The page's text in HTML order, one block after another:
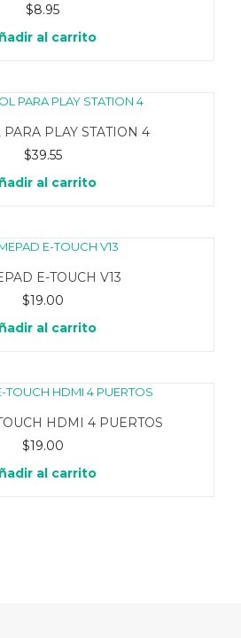
$8.95
al carrito
PARA PLAY STATION 4
$39.55
al carrito
E-TOUCH V13
$19.00
al carrito
HDMI 4 PUERTOS
$19.00
al carrito